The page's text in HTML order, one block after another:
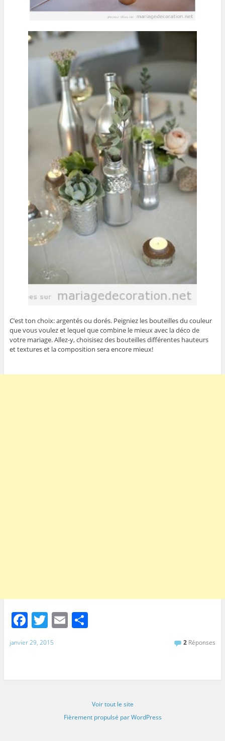
C’est ton choix: argentés ou dorés. Peigniez les bouteilles du couleur
que vous voulez et lequel que combine le mieux avec la déco de
votre mariage. Allez-y, choisisez des bouteilles différentes hauteurs
et textures et la composition sera encore mieux!
F
a
c
b
T
w
itt
E P
er
janvier 29, 2015 2 Réponses
Voir tout le site
Fièrement propulsé par WordPress